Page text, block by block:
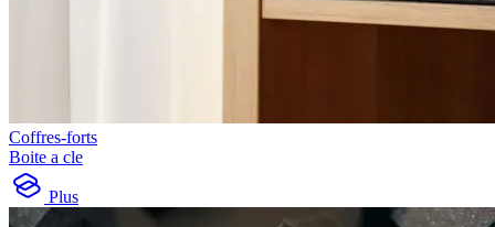
Coffres-forts
Boite a cle
Plus